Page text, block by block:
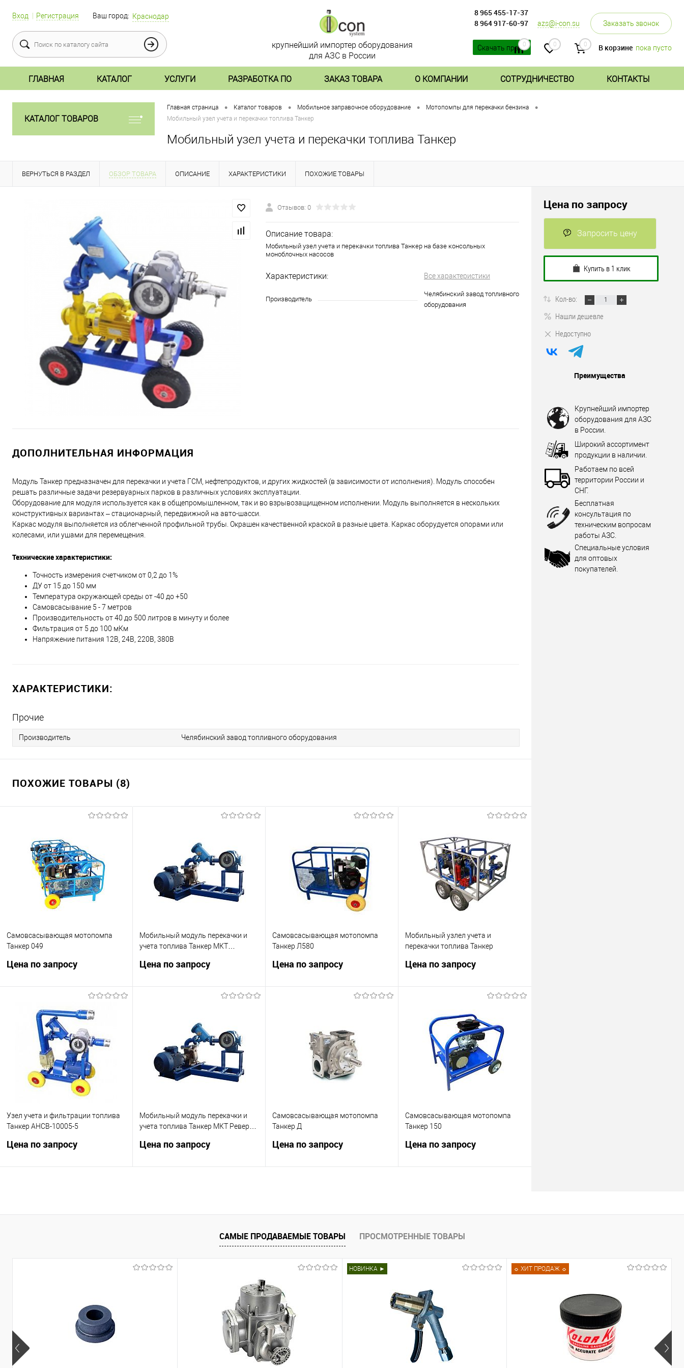
Вход Регистрация Ваш город: Краснодар
8 965 455-17-37
8 964 917-60-97
azs@i-con.su Заказать звонок
Скачать прайс
0 0 0 В корзине пока пусто
крупнейший импортер оборудования
для АЗС в России
ГЛАВНАЯ КАТАЛОГ УСЛУГИ РАЗРАБОТКА ПО ЗАКАЗ ТОВАРА О КОМПАНИИ СОТРУДНИЧЕСТВО КОНТАКТЫ
КАТАЛОГ ТОВАРОВ
Главная страница • Каталог товаров • Мобильное заправочное оборудование • Мотопомпы для перекачки бензина •
Мобильный узел учета и перекачки топлива Танкер
Мобильный узел учета и перекачки топлива Танкер
ВЕРНУТЬСЯ В РАЗДЕЛ ОБЗОР ТОВАРА ОПИСАНИЕ ХАРАКТЕРИСТИКИ ПОХОЖИЕ ТОВАРЫ
Отзывов: 0
Описание товара:
Мобильный узел учета и перекачки топлива Танкер на базе консольных
моноблочных насосов
Характеристики: Все характеристики
Производитель
Челябинский завод топливного
оборудования
ДОПОЛНИТЕЛЬНАЯ ИНФОРМАЦИЯ
Модуль Танкер предназначен для перекачки и учета ГСМ, нефтепродуктов, и других жидкостей (в зависимости от исполнения). Модуль способен
решать различные задачи резервуарных парков в различных условиях эксплуатации.
Оборудование для модуля используется как в общепромышленном, так и во взрывозащищенном исполнении. Модуль выполняется в нескольких
конструктивных вариантах – стационарный, передвижной на авто-шасси.
Каркас модуля выполняется из облегченной профильной трубы. Окрашен качественной краской в разные цвета. Каркас оборудуется опорами или
колесами, или ушами для перемещения.
Технические характеристики:
Точность измерения счетчиком от 0,2 до 1%
ДУ от 15 до 150 мм
Температура окружающей среды от -40 до +50
Самовсасывание 5 - 7 метров
Производительность от 40 до 500 литров в минуту и более
Фильтрация от 5 до 100 мКм
Напряжение питания 12В, 24В, 220В, 380В
ХАРАКТЕРИСТИКИ:
Прочие
Производитель Челябинский завод топливного оборудования
ПОХОЖИЕ ТОВАРЫ (8)
Самовсасывающая мотопомпа
Танкер 049
Цена по запросу
Мотопомпа для нефтепродуктов
Запросить цену
Купить в 1 клик
Сравнить
В избранное
Недоступно
Мобильный модуль перекачки и
учета топлива Танкер МКТ
Цена по запросу
Производительность 22 м3/час.
Запросить цену
Купить в 1 клик
Сравнить
В избранное
Недоступно
Самовсасывающая мотопомпа
Танкер Л580
Цена по запросу
Мотопомпа для перекачки светлых
Запросить цену
Купить в 1 клик
Сравнить
Мобильный узлел учета и
перекачки топлива Танкер
Цена по запросу
Мобильный узлел учета и
щелочей на базе мотопомпы
ТАНКЕР
Запросить цену
Купить в 1 клик
Узел учета и фильтрации топлива
Танкер АНСВ-10005-5
Цена по запросу
Купить в 1 клик
Сравнить
Мобильный модуль перекачки и
учета топлива Танкер МКТ Реверс
Цена по запросу
Купить в 1 клик
Сравнить
В избранное
Самовсасывающая мотопомпа
Танкер Д
Цена по запросу
Купить в 1 клик
Сравнить
В избранное
Недоступно
Самовсасывающая мотопомпа
Танкер 150
Цена по запросу
Купить в 1 клик
Сравнить
Недоступно
Цена по запросу
Запросить цену
Купить в 1 клик
Кол-во:
Нашли дешевле
Недоступно
Преимущества
Крупнейший импортер
оборудования для АЗС
в России.
Широкий ассортимент
продукции в наличии.
Работаем по всей
территории России и
СНГ.
Бесплатная
консультация по
техническим вопросам
работы АЗС.
Специальные условия
для оптовых
покупателей.
САМЫЕ ПРОДАВАЕМЫЕ ТОВАРЫ ПРОСМОТРЕННЫЕ ТОВАРЫ
НОВИНКА ► ☼ ХИТ ПРОДАЖ ☼